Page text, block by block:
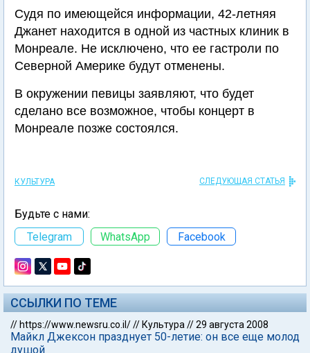
Судя по имеющейся информации, 42-летняя
Джанет находится в одной из частных клиник в
Монреале. Не исключено, что ее гастроли по
Северной Америке будут отменены.
В окружении певицы заявляют, что будет
сделано все возможное, чтобы концерт в
Монреале позже состоялся.
КУЛЬТУРА СЛЕДУЮЩАЯ СТАТЬЯ
Будьте с нами:
Telegram
WhatsApp Facebook
ССЫЛКИ ПО ТЕМЕ
// https://www.newsru.co.il/// Культура //29 августа 2008
Майкл Джексон празднует 50-летие: он все еще молод
душой